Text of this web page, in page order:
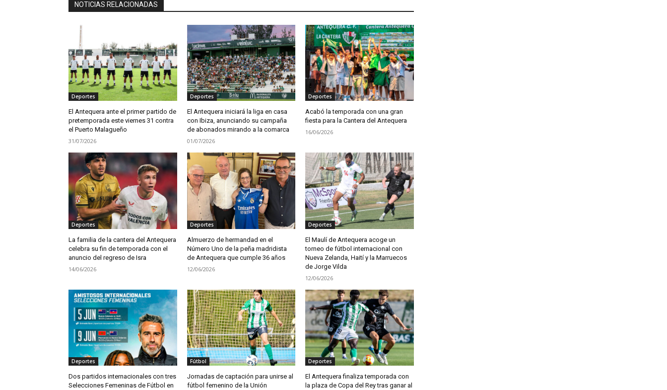
NOTICIAS RELACIONADAS
Deportes
El Antequera ante el primer partido de
pretemporada este viernes 31 contra
el Puerto Malagueño
31/07/2026
Deportes
El Antequera iniciará la liga en casa
con Ibiza, anunciando su campaña
de abonados mirando a la comarca
01/07/2026
Deportes
Acabó la temporada con una gran
fiesta para la Cantera del Antequera
16/06/2026
Deportes
La familia de la cantera del Antequera
celebra su fin de temporada con el
anuncio del regreso de Isra
14/06/2026
Deportes
Almuerzo de hermandad en el
Número Uno de la peña madridista
de Antequera que cumple 36 años
12/06/2026
Deportes
El Maulí de Antequera acoge un
torneo de fútbol internacional con
Nueva Zelanda, Haití y la Marruecos
de Jorge Vilda
12/06/2026
Deportes
Dos partidos internacionales con tres
Selecciones Femeninas de Fútbol en
Fútbol
Jornadas de captación para unirse al
fútbol femenino de la Unión
Deportes
El Antequera finaliza temporada con
la plaza de Copa del Rey tras ganar al